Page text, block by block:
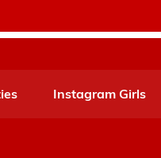
Instagram Girls